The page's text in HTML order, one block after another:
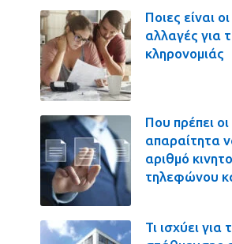
Ποιες είναι
αλλαγές για
κληρονομιάς
Που πρέπει οι
απαραίτητα
αριθμό
τηλεφώνου
Τι ισχύει για